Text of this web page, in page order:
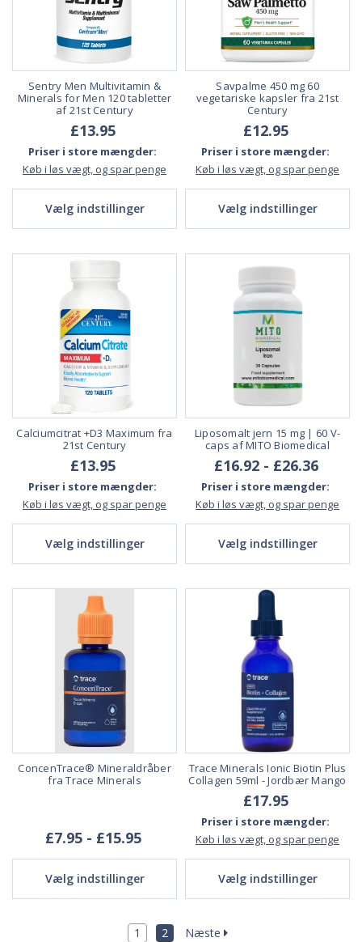
Sentry Men Multivitamin &
Minerals for Men 120 tabletter
af 21st Century
£13.95
Priser i store mængder:
Køb i løs vægt, og spar penge
Vælg indstillinger
Savpalme 450 mg 60
vegetariske kapsler fra 21st
Century
£12.95
Priser i store mængder:
Køb i løs vægt, og spar penge
Vælg indstillinger
Calciumcitrat +D3 Maximum fra
21st Century
£13.95
Priser i store mængder:
Køb i løs vægt, og spar penge
Vælg indstillinger
Liposomalt jern 15 mg | 60 V-
caps af MITO Biomedical
£16.92 - £26.36
Priser i store mængder:
Køb i løs vægt, og spar penge
Vælg indstillinger
ConcenTrace® Mineraldråber
fra Trace Minerals
£7.95 - £15.95
Vælg indstillinger
Trace Minerals Ionic Biotin Plus
Collagen 59ml - Jordbær Mango
£17.95
Priser i store mængder:
Køb i løs vægt, og spar penge
Vælg indstillinger
1 2 Næste